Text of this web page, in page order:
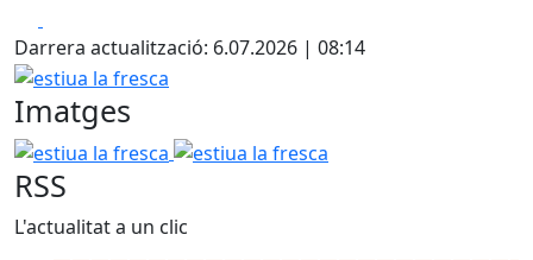
Darrera actualització: 6.07.2026 | 08:14
estiua la fresca
Imatges
estiua la fresca estiua la fresca
RSS
L'actualitat a un clic